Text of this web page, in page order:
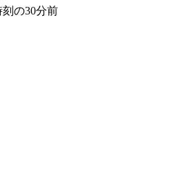
の30分前